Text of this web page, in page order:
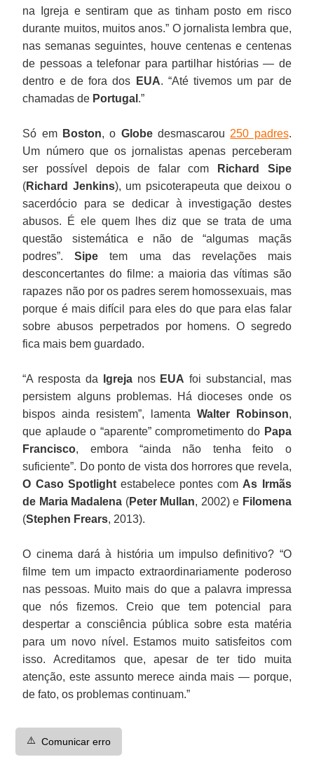
na Igreja e sentiram que as tinham posto em risco
durante muitos, muitos anos.” O jornalista lembra que,
nas semanas seguintes, houve centenas e centenas
de pessoas a telefonar para partilhar histórias — de
dentro e de fora dos
EUA. “Até tivemos um par de
chamadas de Portugal .”
Só em Boston, o Globedesmascarou 250 padres.
Um número que os jornalistas apenas perceberam
ser possível depois de falar com
Richard Sipe
(Richard Jenkins), um psicoterapeuta que deixou o
sacerdócio para se dedicar à investigação destes
abusos. É ele quem lhes diz que se trata de uma
questão sistemática e não de “algumas maçãs
podres”.Sipe tem uma das revelações mais
desconcertantes do filme: a maioria das vítimas são
rapazes não por os padres serem homossexuais, mas
porque é mais difícil para eles do que para elas falar
sobre abusos perpetrados por homens. O segredo
fica mais bem guardado.
“A resposta da Igrejanos EUA foi substancial, mas
persistem alguns problemas. Há dioceses onde os
bispos ainda resistem”, lamenta Walter Robinson,
que aplaude o “aparente” comprometimento do Papa
Francisco, embora “ainda não tenha feito o
suficiente”. Do ponto de vista dos horrores que revela,
O Caso Spotlightestabelece pontes com As Irmãs
de Maria Madalena (Peter Mullan, 2002) e Filomena
(Stephen Frears, 2013).
O cinema dará à história um impulso definitivo? “O
filme tem um impacto extraordinariamente poderoso
nas pessoas. Muito mais do que a palavra impressa
que nós fizemos. Creio que tem potencial para
despertar a consciência pública sobre esta matéria
para um novo nível. Estamos muito satisfeitos com
isso. Acreditamos que, apesar de ter tido muita
atenção, este assunto merece ainda mais — porque,
de fato, os problemas continuam.”
⚠️ Comunicar erro